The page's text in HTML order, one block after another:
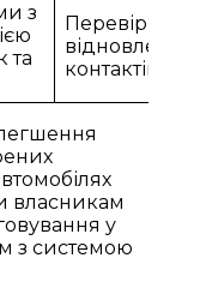
з
та
Перевірка та
відновлення
контактів
власникам
у
з системою